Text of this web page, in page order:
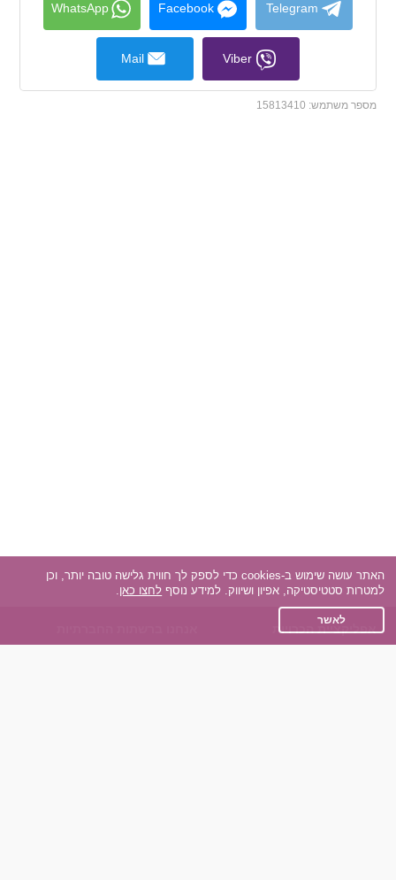
contents
Telegram
Facebook
WhatsApp
Viber
Mail
מספר משתמש: 15813410
אפליקציית הכרויות
האתר עושה שימוש ב-cookies כדי לספק לך חווית גלישה טובה יותר, וכן
למטרות סטטיסטיקה, אפיון ושיווק. למידע נוסף לחצו כאן.
לאשר